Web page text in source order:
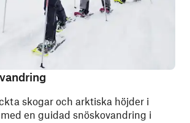
skogar och arktiska höjder i
en guidad snöskovandring i